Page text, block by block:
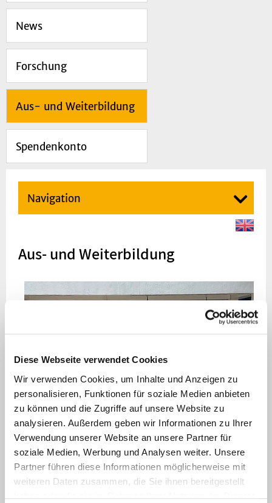
Diese Webseite verwendet Cookies
Wir verwenden Cookies, um Inhalte und Anzeigen zu
personalisieren, Funktionen für soziale Medien anbieten
zu können und die Zugriffe auf unsere Website zu
analysieren. Außerdem geben wir Informationen zu Ihrer
Verwendung unserer Website an unsere Partner für
soziale Medien, Werbung und Analysen weiter. Unsere
Partner führen diese Informationen möglicherweise mit
weiteren Daten zusammen, die Sie ihnen bereitgestellt
haben oder die sie im Rahmen Ihrer Nutzung der Dienste
News
Forschung
Aus- und Weiterbildung
Spendenkonto
Navigation
Aus- und Weiterbildung
Doktorand Johannes Zielke: Forschungsaufenthalt in Asella, 2025